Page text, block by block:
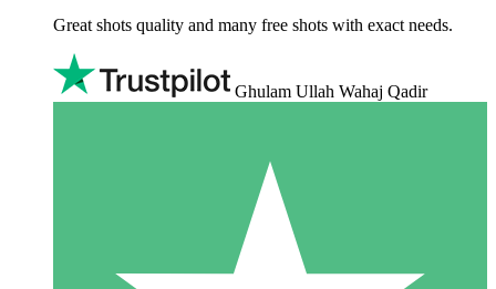
Great shots quality and many free shots with exact needs.
Ghulam Ullah Wahaj Qadir